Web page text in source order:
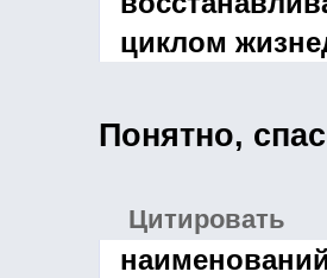
циклом
Понятно,
Цитировать